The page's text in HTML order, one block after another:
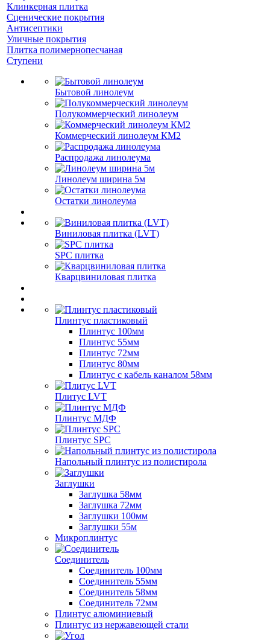
Клинкерная плитка
Сценические покрытия
Антисептики
Уличные покрытия
Плитка полимернопесчаная
Ступени
Бытовой линолеум
Полукоммерческий линолеум
Коммерческий линолеум КМ2
Распродажа линолеума
Линолеум ширина 5м
Остатки линолеума
Виниловая плитка (LVT)
SPC плитка
Кварцвиниловая плитка
Плинтус пластиковый
Плинтус 100мм
Плинтус 55мм
Плинтус 72мм
Плинтус 80мм
Плинтус с кабель каналом 58мм
Плитус LVT
Плинтус МДФ
Плинтус SPC
Напольный плинтус из полистирола
Заглушки
Заглушка 58мм
Заглушка 72мм
Заглушки 100мм
Заглушки 55м
Микроплинтус
Соединитель
Соединитель 100мм
Соединитель 55мм
Соединитель 58мм
Соединитель 72мм
Плинтус алюминиевый
Плинтус из нержавеющей стали